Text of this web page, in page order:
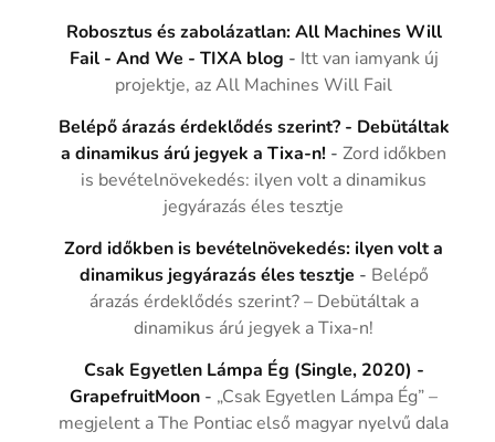
Robosztus és zabolázatlan: All Machines Will
Fail - And We - TIXA blog - Itt van iamyank új
projektje, az All Machines Will Fail
Belépő árazás érdeklődés szerint? - Debütáltak
a dinamikus árú jegyek a Tixa-n! -Zord időkben
is bevételnövekedés: ilyen volt a dinamikus
jegyárazás éles tesztje
Zord időkben is bevételnövekedés: ilyen volt a
dinamikus jegyárazás éles tesztje - Belépő
árazás érdeklődés szerint? – Debütáltak a
dinamikus árú jegyek a Tixa-n!
Csak Egyetlen Lámpa Ég (Single, 2020) -
GrapefruitMoon - „Csak Egyetlen Lámpa Ég” –
megjelent a The Pontiac első magyar nyelvű dala